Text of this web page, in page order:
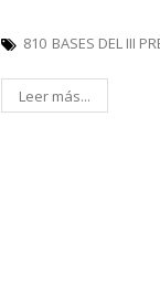
810 BASES DEL III
Leer más...